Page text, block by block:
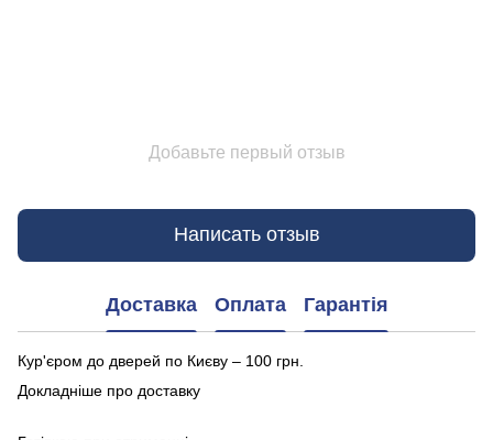
Добавьте первый отзыв
Написать отзыв
Доставка Оплата Гарантія
Кур'єром до дверей по Києву – 100 грн.
Докладніше про доставку